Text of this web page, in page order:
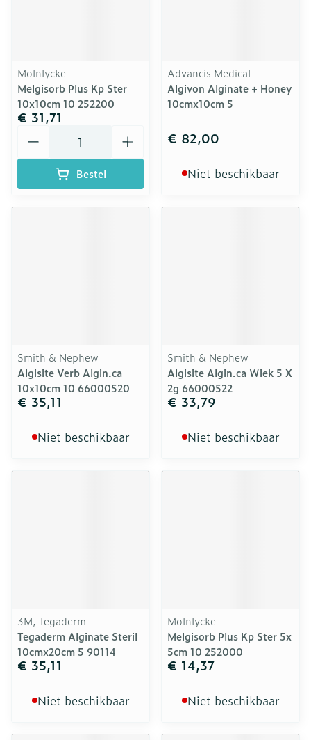
Molnlycke
Melgisorb Plus Kp Ster
10x10cm 10 252200
€ 31,71
Bestel
Advancis Medical
Algivon Alginate + Honey
10cmx10cm 5
€ 82,00
Niet beschikbaar
Smith & Nephew
Algisite Verb Algin.ca
10x10cm 10 66000520
€ 35,11
Niet beschikbaar
Smith & Nephew
Algisite Algin.ca Wiek 5 X
2g 66000522
€ 33,79
Niet beschikbaar
3M, Tegaderm
Tegaderm Alginate Steril
10cmx20cm 5 90114
€ 35,11
Niet beschikbaar
Molnlycke
Melgisorb Plus Kp Ster 5x
5cm 10 252000
€ 14,37
Niet beschikbaar